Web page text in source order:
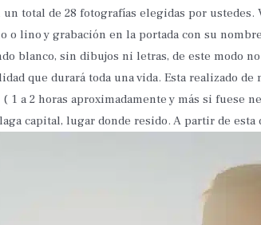
un total de 28 fotografías elegidas por
o lino y grabación en la portada con su
blanco, sin dibujos ni letras, de este modo
que durará toda una vida. Esta realizado
1 a 2 horas aproximadamente y más si fuese
capital, lugar donde resido. A partir de